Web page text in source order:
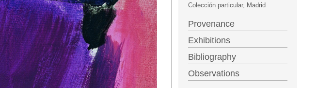
Colección particular, Madrid
Provenance
Exhibitions
Bibliography
Observations